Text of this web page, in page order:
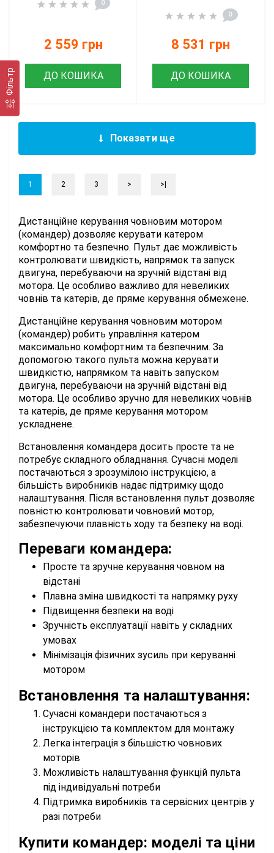
Фільтр
0
2 559 грн
ДО КОШИКА
0
8 531 грн
ДО КОШИКА
Показати ще
1 2 3 > >|
Дистанційне керування човновим мотором
(командер) дозволяє керувати катером
комфортно та безпечно. Пульт дає можливість
контролювати швидкість, напрямок та запуск
двигуна, перебуваючи на зручній відстані від
мотора. Це особливо важливо для невеликих
човнів та катерів, де пряме керування обмежене.
Дистанційне керування човновим мотором
(командер) робить управління катером
максимально комфортним та безпечним. За
допомогою такого пульта можна керувати
швидкістю, напрямком та навіть запуском
двигуна, перебуваючи на зручній відстані від
мотора. Це особливо зручно для невеликих човнів
та катерів, де пряме керування мотором
ускладнене.
Встановлення командера досить просте та не
потребує складного обладнання. Сучасні моделі
постачаються з зрозумілою інструкцією, а
більшість виробників надає підтримку щодо
налаштування. Після встановлення пульт дозволяє
повністю контролювати човновий мотор,
забезпечуючи плавність ходу та безпеку на воді.
Переваги командера:
Просте та зручне керування човном на
відстані
Плавна зміна швидкості та напрямку руху
Підвищення безпеки на воді
Зручність експлуатації навіть у складних
умовах
Мінімізація фізичних зусиль при керуванні
мотором
Встановлення та налаштування:
Сучасні командери постачаються з
інструкцією та комплектом для монтажу
Легка інтеграція з більшістю човнових
моторів
Можливість налаштування функцій пульта
під індивідуальні потреби
Підтримка виробників та сервісних центрів у
разі потреби
Купити командер: моделі та ціни